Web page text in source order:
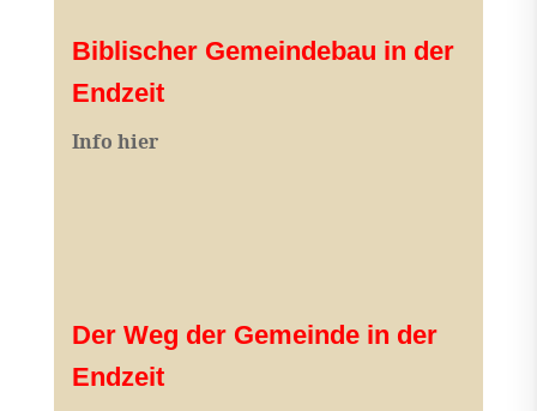
Biblischer Gemeindebau in der
Endzeit
Info hier
Der Weg der Gemeinde in der
Endzeit